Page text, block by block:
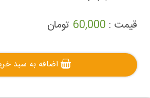
قیمت : 60,000 تومان
اضافه به سبد